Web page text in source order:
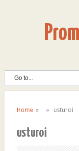
Home» » usturoi
usturoi